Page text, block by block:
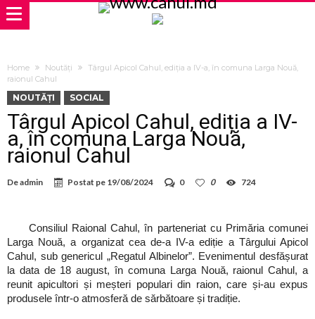
Home Noutăți
Târgul Apicol Cahul, ediția a IV-a, în comuna Larga Nouă,
raionul Cahul
NOUTĂȚI SOCIAL
Târgul Apicol Cahul, ediția a IV-
a, în comuna Larga Nouă,
raionul Cahul
Deadmin Postat pe 19/08/2024 0 0 724
Consiliul Raional Cahul, în parteneriat cu Primăria comunei
Larga Nouă, a organizat cea de-a IV-a ediție a Târgului Apicol
Cahul, sub genericul „Regatul Albinelor”. Evenimentul desfășurat
la data de 18 august, în comuna Larga Nouă, raionul Cahul, a
reunit apicultori și meșteri populari din raion, care și-au expus
produsele într-o atmosferă de sărbătoare și tradiție.